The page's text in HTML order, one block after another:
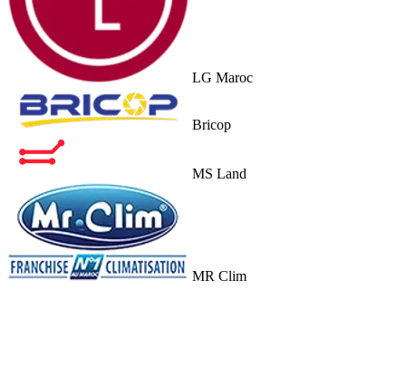
LG Maroc
Bricop
MS Land
MR Clim